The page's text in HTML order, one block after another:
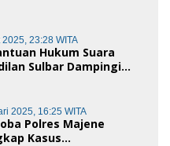
23:28 WITA
Hukum Suara
Sulbar Dampingi
2025, 16:25 WITA
Polres Majene
Kasus